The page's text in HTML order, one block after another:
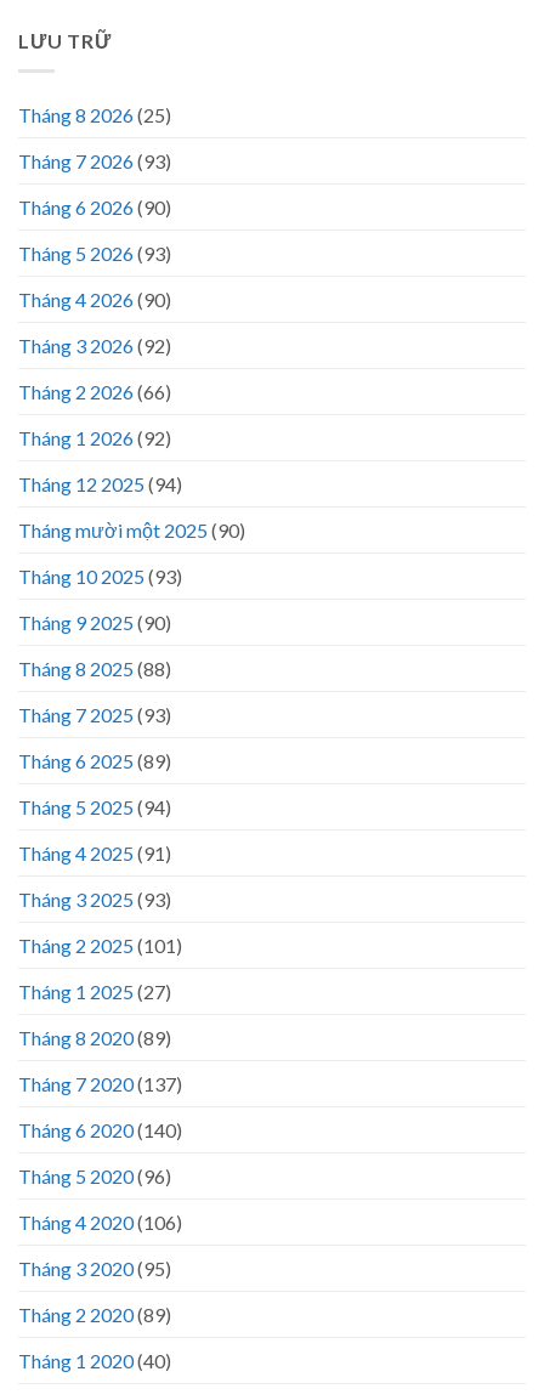
LƯU TRỮ
Tháng 8 2026(25)
Tháng 7 2026(93)
Tháng 6 2026(90)
Tháng 5 2026(93)
Tháng 4 2026(90)
Tháng 3 2026(92)
Tháng 2 2026(66)
Tháng 1 2026(92)
Tháng 12 2025(94)
Tháng mười một 2025(90)
Tháng 10 2025(93)
Tháng 9 2025(90)
Tháng 8 2025(88)
Tháng 7 2025(93)
Tháng 6 2025(89)
Tháng 5 2025(94)
Tháng 4 2025(91)
Tháng 3 2025(93)
Tháng 2 2025(101)
Tháng 1 2025(27)
Tháng 8 2020(89)
Tháng 7 2020(137)
Tháng 6 2020(140)
Tháng 5 2020(96)
Tháng 4 2020(106)
Tháng 3 2020(95)
Tháng 2 2020(89)
Tháng 1 2020(40)